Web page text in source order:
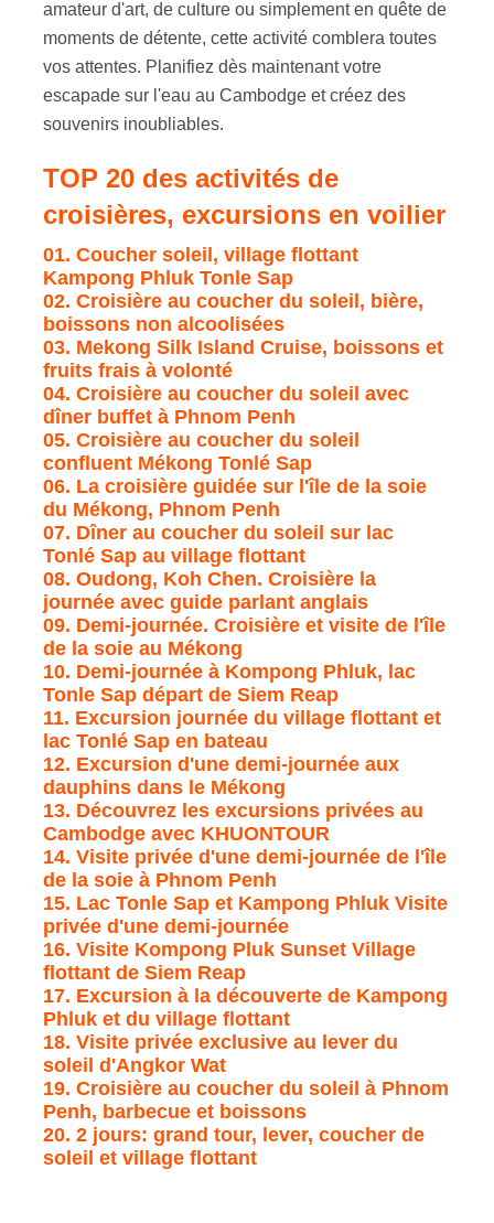
amateur d'art, de culture ou simplement en quête de
moments de détente, cette activité comblera toutes
vos attentes. Planifiez dès maintenant votre
escapade sur l'eau au Cambodge et créez des
souvenirs inoubliables.
TOP 20 des activités de
croisières, excursions en voilier
01. Coucher soleil, village flottant
Kampong Phluk Tonle Sap
02. Croisière au coucher du soleil, bière,
boissons non alcoolisées
03. Mekong Silk Island Cruise, boissons et
fruits frais à volonté
04. Croisière au coucher du soleil avec
dîner buffet à Phnom Penh
05. Croisière au coucher du soleil
confluent Mékong Tonlé Sap
06. La croisière guidée sur l'île de la soie
du Mékong, Phnom Penh
07. Dîner au coucher du soleil sur lac
Tonlé Sap au village flottant
08. Oudong, Koh Chen. Croisière la
journée avec guide parlant anglais
09. Demi-journée. Croisière et visite de l'île
de la soie au Mékong
10. Demi-journée à Kompong Phluk, lac
Tonle Sap départ de Siem Reap
11. Excursion journée du village flottant et
lac Tonlé Sap en bateau
12. Excursion d'une demi-journée aux
dauphins dans le Mékong
13. Découvrez les excursions privées au
Cambodge avec KHUONTOUR
14. Visite privée d'une demi-journée de l'île
de la soie à Phnom Penh
15. Lac Tonle Sap et Kampong Phluk Visite
privée d'une demi-journée
16. Visite Kompong Pluk Sunset Village
flottant de Siem Reap
17. Excursion à la découverte de Kampong
Phluk et du village flottant
18. Visite privée exclusive au lever du
soleil d'Angkor Wat
19. Croisière au coucher du soleil à Phnom
Penh, barbecue et boissons
20. 2 jours: grand tour, lever, coucher de
soleil et village flottant